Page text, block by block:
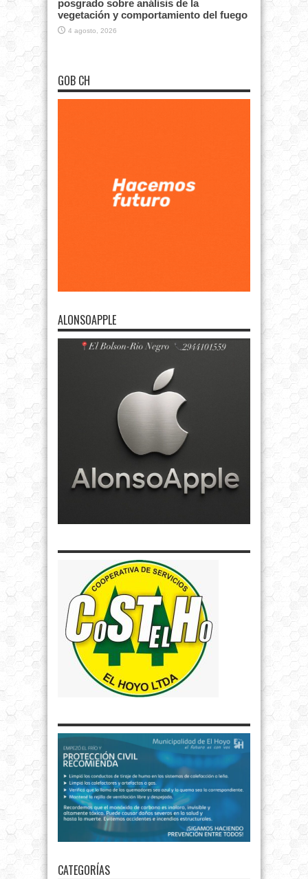
posgrado sobre análisis de la
vegetación y comportamiento del fuego
4 agosto, 2026
GOB CH
ALONSOAPPLE
CATEGORÍAS